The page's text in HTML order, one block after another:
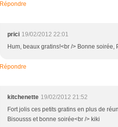
Répondre
prici 19/02/2012 22:01
Hum, beaux gratins!<br /> Bonne soirée,
Répondre
kitchenette 19/02/2012 21:52
Fort jolis ces petits gratins en plus de
Bisousss et bonne soirée<br /> kiki